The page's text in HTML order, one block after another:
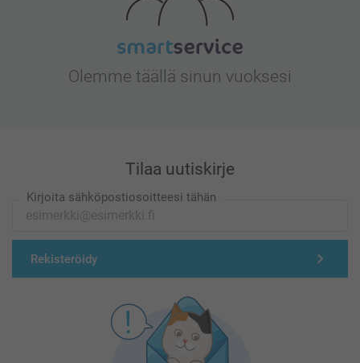
Olemme täällä sinun vuoksesi
Tilaa uutiskirje
Kirjoita sähköpostiosoitteesi tähän
Rekisteröidy